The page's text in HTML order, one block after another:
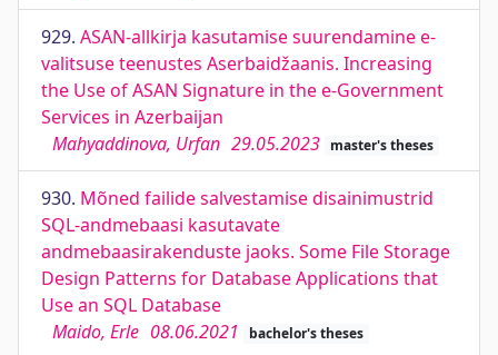
929. ASAN-allkirja kasutamise suurendamine e-
valitsuse teenustes Aserbaidžaanis. Increasing
the Use of ASAN Signature in the e-Government
Services in Azerbaijan
Mahyaddinova, Urfan 29.05.2023 master's theses
930. Mõned failide salvestamise disainimustrid
SQL-andmebaasi kasutavate
andmebaasirakenduste jaoks. Some File Storage
Design Patterns for Database Applications that
Use an SQL Database
Maido, Erle 08.06.2021 bachelor's theses